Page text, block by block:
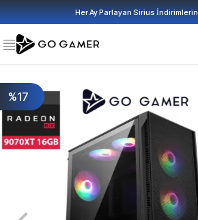
Her Ay Parlayan Sirius
%17